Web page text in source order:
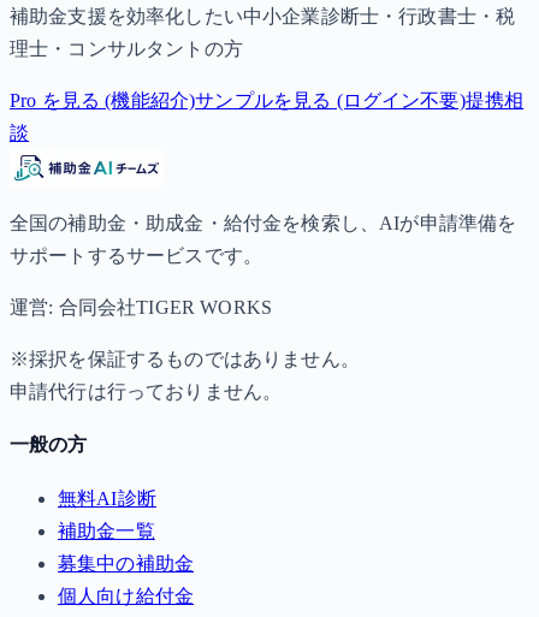
補助金支援を効率化したい中小企業診断士・行政書士・税
理士・コンサルタントの方
Pro を見る (機能紹介)サンプルを見る (ログイン不要)提携相
談
全国の補助金・助成金・給付金を検索し、AIが申請準備を
サポートするサービスです。
運営: 合同会社TIGER WORKS
※採択を保証するものではありません。
申請代行は行っておりません。
一般の方
無料AI診断
補助金一覧
募集中の補助金
個人向け給付金